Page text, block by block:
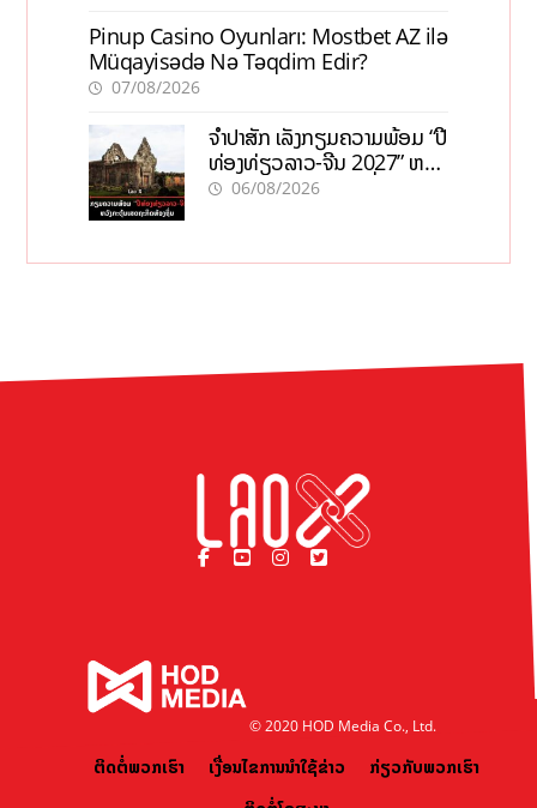
Pinup Casino Oyunları: Mostbet AZ ilə
Müqayisədə Nə Təqdim Edir?
07/08/2026
ຈຳປາສັກ ເລັ່ງກຽມຄວາມພ້ອມ “ປີ
ທ່ອງທ່ຽວລາວ-ຈີນ 2027” ຫວັງ
ກະຕຸ້ນເສດຖະກິດທ້ອງຖິ່ນ
06/08/2026
© 2020 HOD Media Co., Ltd.
ຕິດຕໍ່ພວກເຮົາ ເງື່ອນໄຂການນຳໃຊ້ຂ່າວ
ກ່ຽວກັບພວກເຮົາ